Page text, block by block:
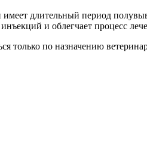
длительный период
и облегчает процесс
по назначению